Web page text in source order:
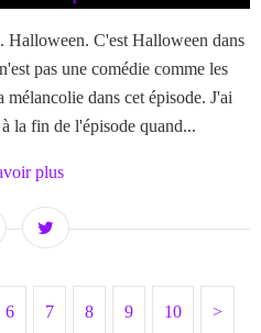
C'est Halloween dans
pas une comédie comme les
dans cet épisode. J'ai
la fin de l'épisode quand...
plus
6 7 8 9 10 20
30
>